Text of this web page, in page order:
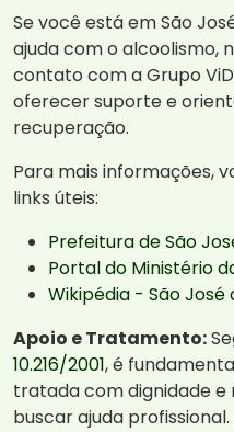
Se você está em São
ajuda com o alcoolismo,
contato com a Grupo
oferecer suporte e
recuperação.
Para mais informações,
links úteis:
Prefeitura de São
Portal do Ministério
Wikipédia - São José
Apoio e Tratamento:
10.216/2001, é
tratada com dignidade e
buscar ajuda profissional.